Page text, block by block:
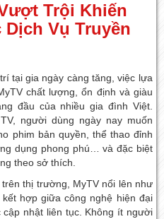
Trội Khiến
Vụ Truyền
tại gia ngày càng tăng, việc lựa
chất lượng, ổn định và giàu
đầu của nhiều gia đình Việt.
người dùng ngày nay muốn
phim bản quyền, thể thao đỉnh
dụng phong phú… và đặc biệt
theo sở thích.
thị trường, MyTV nổi lên như
hợp giữa công nghệ hiện đại
nhật liên tục. Không ít người